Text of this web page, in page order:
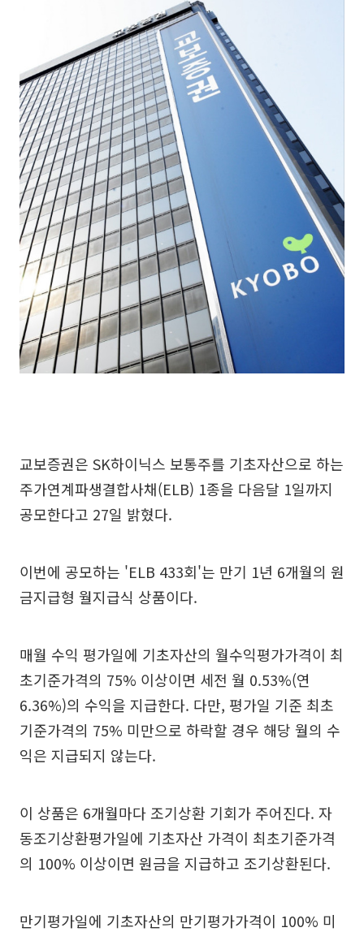
교보증권은 SK하이닉스 보통주를 기초자산으로 하는
주가연계파생결합사채(ELB) 1종을 다음달 1일까지
공모한다고 27일 밝혔다.
이번에 공모하는 'ELB 433회'는 만기 1년 6개월의 원
금지급형 월지급식 상품이다.
매월 수익 평가일에 기초자산의 월수익평가가격이 최
초기준가격의 75% 이상이면 세전 월 0.53%(연
6.36%)의 수익을 지급한다. 다만, 평가일 기준 최초
기준가격의 75% 미만으로 하락할 경우 해당 월의 수
익은 지급되지 않는다.
이 상품은 6개월마다 조기상환 기회가 주어진다. 자
동조기상환평가일에 기초자산 가격이 최초기준가격
의 100% 이상이면 원금을 지급하고 조기상환된다.
만기평가일에 기초자산의 만기평가가격이 100% 미